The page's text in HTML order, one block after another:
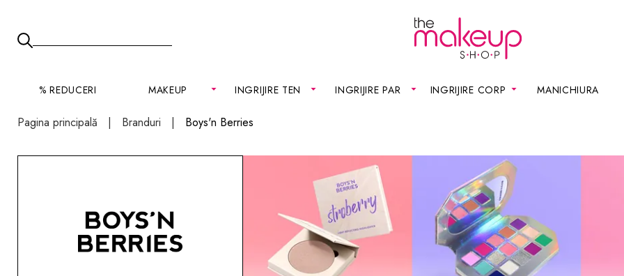
% REDUCERI MAKEUP INGRIJIRE TEN INGRIJIRE PAR INGRIJIRE CORP MANICHIURA
Pagina principală Branduri Boys'n Berries